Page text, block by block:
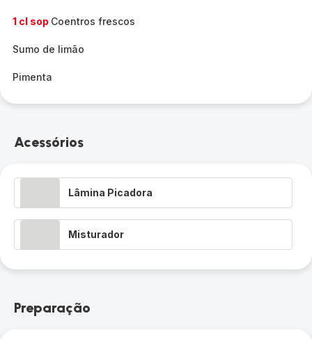
1 cl sop Coentros frescos
Sumo de limão
Pimenta
Acessórios
Lâmina Picadora
Misturador
Preparação